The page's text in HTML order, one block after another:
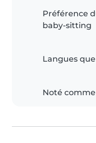
Préférence
baby-sitting
Langues
Noté